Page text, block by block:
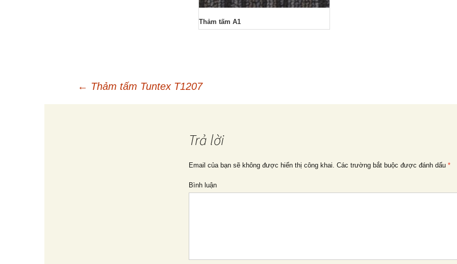
Thảm tấm A1
Điều
← Thảm tấm Tuntex T1207
Trả lời
Email của bạn sẽ không được hiển thị công khai. Các trường bắt buộc được đánh dấu *
Bình luận